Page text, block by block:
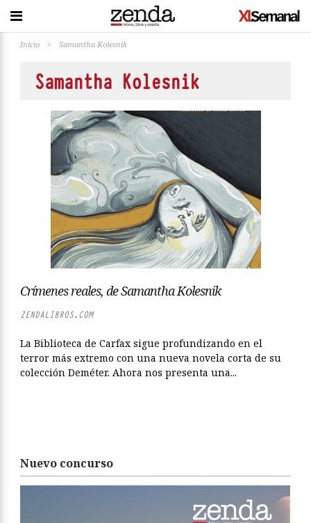
Inicio > Samantha Kolesnik
Samantha Kolesnik
Crímenes reales, de Samantha Kolesnik
ZENDALIBROS.COM
La Biblioteca de Carfax sigue profundizando en el
terror más extremo con una nueva novela corta de su
colección Deméter. Ahora nos presenta una...
Nuevo concurso